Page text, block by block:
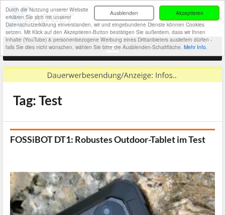
Akzeptieren
Ausblenden
Durch die Nutzung unserer Website
erklären Sie sich mit unserer
Datenschutzerklärung einverstanden, wir und eingebundene Dienste können Cookies
setzen. Mit Klick auf den Akzeptieren-Button bestätigen Sie außerdem, dass wir Ihnen
Inhalte (YouTube) & personenbezogene Werbung eines Drittanbieters ausliefern dürfen -
falls Sie dies nicht wünschen, wählen Sie bitte die Ausblenden-Schaltfläche. Mehr Info.
Tag: Test
FOSSiBOT DT1: Robustes Outdoor-Tablet im Test